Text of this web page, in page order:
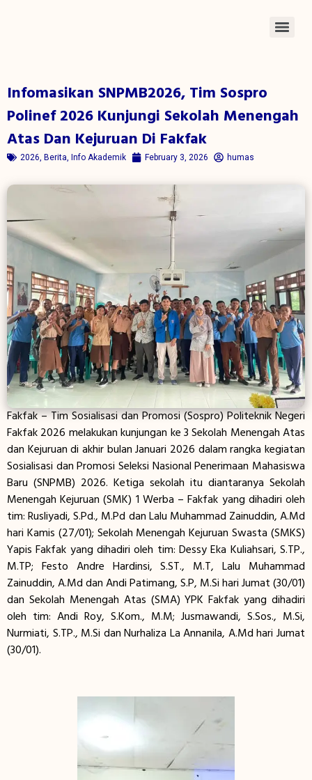
Infomasikan SNPMB2026, Tim Sospro
Polinef 2026 Kunjungi Sekolah Menengah
Atas Dan Kejuruan Di Fakfak
2026, Berita, Info Akademik February 3, 2026 humas
Fakfak – Tim Sosialisasi dan Promosi (Sospro) Politeknik Negeri
Fakfak 2026 melakukan kunjungan ke 3 Sekolah Menengah Atas
dan Kejuruan di akhir bulan Januari 2026 dalam rangka kegiatan
Sosialisasi dan Promosi Seleksi Nasional Penerimaan Mahasiswa
Baru (SNPMB) 2026. Ketiga sekolah itu diantaranya Sekolah
Menengah Kejuruan (SMK) 1 Werba – Fakfak yang dihadiri oleh
tim: Rusliyadi, S.Pd., M.Pd dan Lalu Muhammad Zainuddin, A.Md
hari Kamis (27/01); Sekolah Menengah Kejuruan Swasta (SMKS)
Yapis Fakfak yang dihadiri oleh tim: Dessy Eka Kuliahsari, S.TP.,
M.TP; Festo Andre Hardinsi, S.ST., M.T, Lalu Muhammad
Zainuddin, A.Md dan Andi Patimang, S.P, M.Si hari Jumat (30/01)
dan Sekolah Menengah Atas (SMA) YPK Fakfak yang dihadiri
oleh tim: Andi Roy, S.Kom., M.M; Jusmawandi, S.Sos., M.Si,
Nurmiati, S.TP., M.Si dan Nurhaliza La Annanila, A.Md hari Jumat
(30/01).